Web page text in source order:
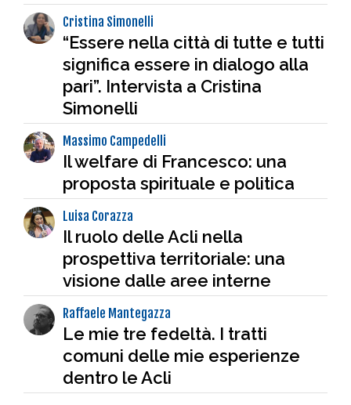
Cristina Simonelli
“Essere nella città di tutte e tutti
significa essere in dialogo alla
pari”. Intervista a Cristina
Simonelli
Massimo Campedelli
Il welfare di Francesco: una
proposta spirituale e politica
Luisa Corazza
Il ruolo delle Acli nella
prospettiva territoriale: una
visione dalle aree interne
Raffaele Mantegazza
Le mie tre fedeltà. I tratti
comuni delle mie esperienze
dentro le Acli